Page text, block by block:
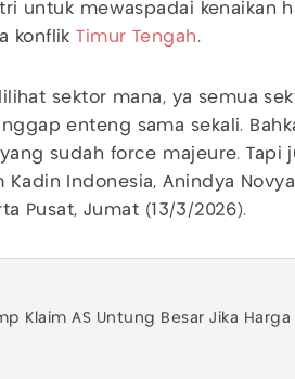
untuk mewaspadai kenaikan
konflik
Timur Tengah .
sektor mana, ya semua
enteng sama sekali.
sudah force majeure. Tapi
Kadin Indonesia, Anindya
Pusat, Jumat (13/3/2026).
Klaim AS Untung Besar Jika Harga